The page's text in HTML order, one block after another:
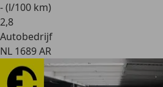
- (l/100 km)
2,8
Autobedrijf
NL 1689 AR